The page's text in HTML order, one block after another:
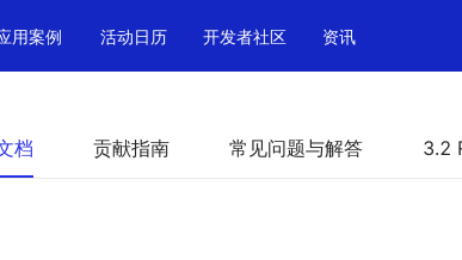
用案例 活动日历 开发者社区 资讯
档 贡献指南 常见问题与解答 3.2